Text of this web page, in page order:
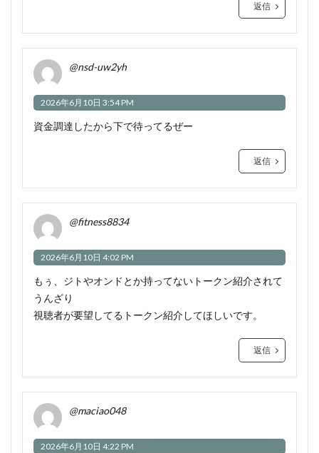
返信
@nsd-uw2yh
2026年6月10日 3:54 PM
資金調達したから下で待ってるぜー
返信
@fitness8834
2026年6月10日 4:02 PM
もぅ、ジトやオンドとか持ってないトークン紹介されて
うんざり
視聴者が要望してるトークン紹介してほしいです。
返信
@maciao048
2026年6月10日 4:22 PM